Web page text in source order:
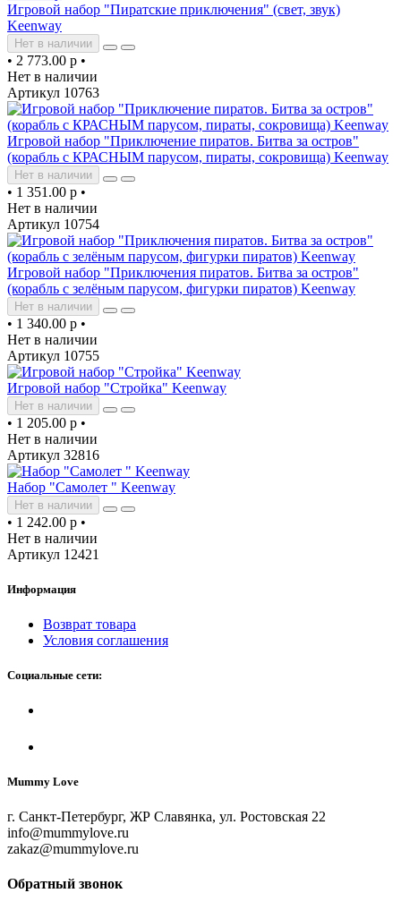
Игровой набор "Пиратские приключения" (свет, звук)
Keenway
Нет в наличии
• 2 773.00 р •
Нет в наличии
Артикул 10763
Игровой набор "Приключение пиратов. Битва за остров"
(корабль с КРАСНЫМ парусом, пираты, сокровища) Keenway
Нет в наличии
• 1 351.00 р •
Нет в наличии
Артикул 10754
Игровой набор "Приключения пиратов. Битва за остров"
(корабль с зелёным парусом, фигурки пиратов) Keenway
Нет в наличии
• 1 340.00 р •
Нет в наличии
Артикул 10755
Игровой набор "Стройка" Keenway
Нет в наличии
• 1 205.00 р •
Нет в наличии
Артикул 32816
Набор "Самолет " Keenway
Нет в наличии
• 1 242.00 р •
Нет в наличии
Артикул 12421
Информация
Возврат товара
Условия соглашения
Социальные сети:
Mummy Love
г. Санкт-Петербург, ЖР Славянка, ул. Ростовская 22
info@mummylove.ru
zakaz@mummylove.ru
Обратный звонок